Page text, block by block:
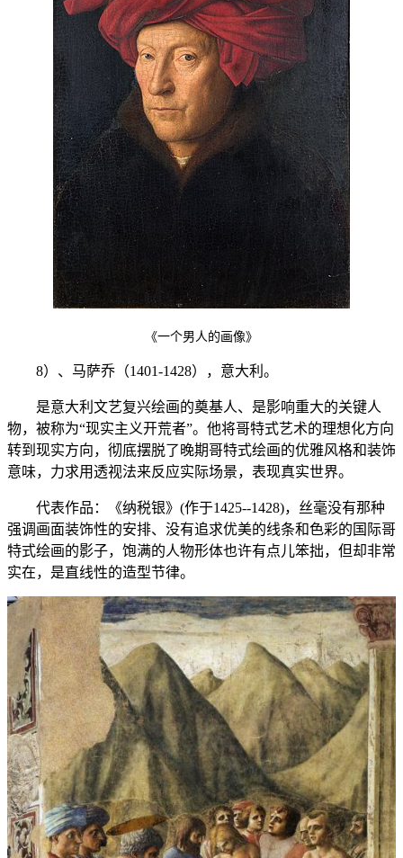
《一个男人的画像》
8）、马萨乔（1401-1428），意大利。
是意大利文艺复兴绘画的奠基人、是影响重大的关键人
物，被称为“现实主义开荒者”。他将哥特式艺术的理想化方向
转到现实方向，彻底摆脱了晚期哥特式绘画的优雅风格和装饰
意味，力求用透视法来反应实际场景，表现真实世界。
代表作品：《纳税银》(作于1425--1428)，丝毫没有那种
强调画面装饰性的安排、没有追求优美的线条和色彩的国际哥
特式绘画的影子，饱满的人物形体也许有点儿笨拙，但却非常
实在，是直线性的造型节律。